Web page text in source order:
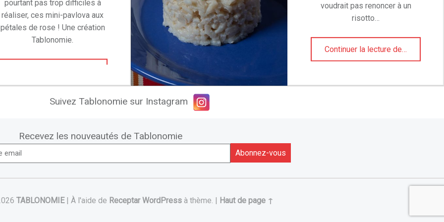
pourtant pas trop difficiles à
réaliser, ces mini-pavlova aux
pétales de rose ! Une création
Tablonomie.
“Mini-pavlova aux pétales de rose”
voudrait pas renoncer à un
risotto…
Continuer la lecture de…
Suivez Tablonomie sur Instagram
Recevez les nouveautés de Tablonomie
TABLONOMIE | À l'aide de Receptar WordPress à thème. | Haut de page ↑